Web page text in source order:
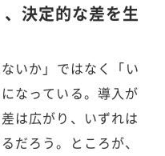
決定的な差を生
いか」ではなく「い
なっている。導入が
は広がり、いずれは
だろう。ところが、